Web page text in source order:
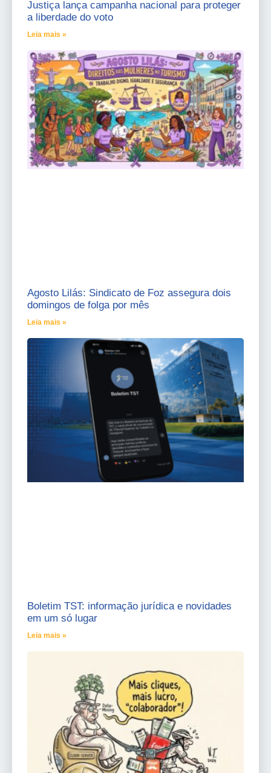
Justiça lança campanha nacional para proteger
a liberdade do voto
Leia mais »
Agosto Lilás: Sindicato de Foz assegura dois
domingos de folga por mês
Leia mais »
Boletim TST: informação jurídica e novidades
em um só lugar
Leia mais »